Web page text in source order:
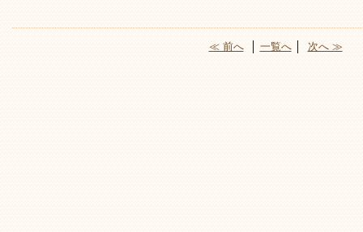
≪ 前へ│ 一覧へ│ 次へ ≫